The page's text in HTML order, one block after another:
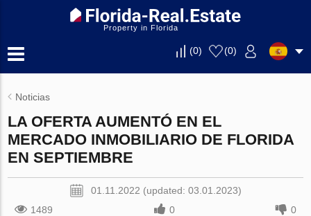
Property in Florida
(0) (0)
Noticias
LA OFERTA AUMENTÓ EN EL
MERCADO INMOBILIARIO DE FLORIDA
EN SEPTIEMBRE
01.11.2022 (updated: 03.01.2023)
1489
0 0